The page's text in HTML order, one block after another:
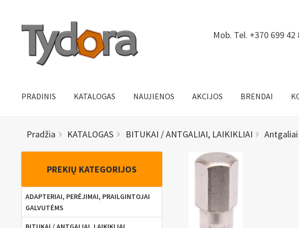
Pereiti
meniu
Pereiti
turinio
Mob. Tel. +370 699 42
PRADINIS KATALOGAS NAUJIENOS AKCIJOS BRENDAI
Pradžia KATALOGAS BITUKAI / ANTGALIAI, LAIKIKLIAI
PREKIŲ KATEGORIJOS
ADAPTERIAI, PERĖJIMAI, PRAILGINTOJAI
GALVUTĖMS